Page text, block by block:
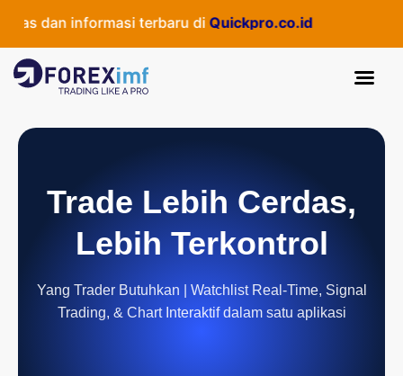
dan informasi terbaru di Quickpro.co.id
Trade Lebih Cerdas,
Lebih Terkontrol
Yang Trader Butuhkan | Watchlist Real-Time, Signal
Trading, & Chart Interaktif dalam satu aplikasi